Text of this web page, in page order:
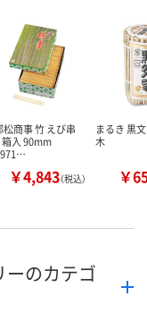
松商事 竹 えび串
箱入 90mm
￥4,843（税込）
まるき 黒
木
￥
のカテゴ